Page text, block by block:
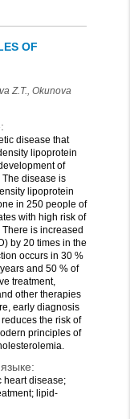
OF
Z.T., Okunova
disease that
lipoprotein
of
disease is
lipoprotein
in 250 people of
with high risk of
is increased
by 20 times in the
occurs in 30 %
and 50 % of
treatment,
other therapies
early diagnosis
the risk of
principles of
heart disease;
lipid-